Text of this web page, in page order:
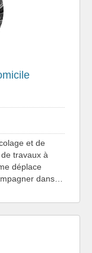
et de
travaux à
déplace
dans…